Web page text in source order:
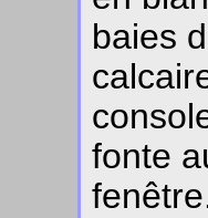
baies
fonte